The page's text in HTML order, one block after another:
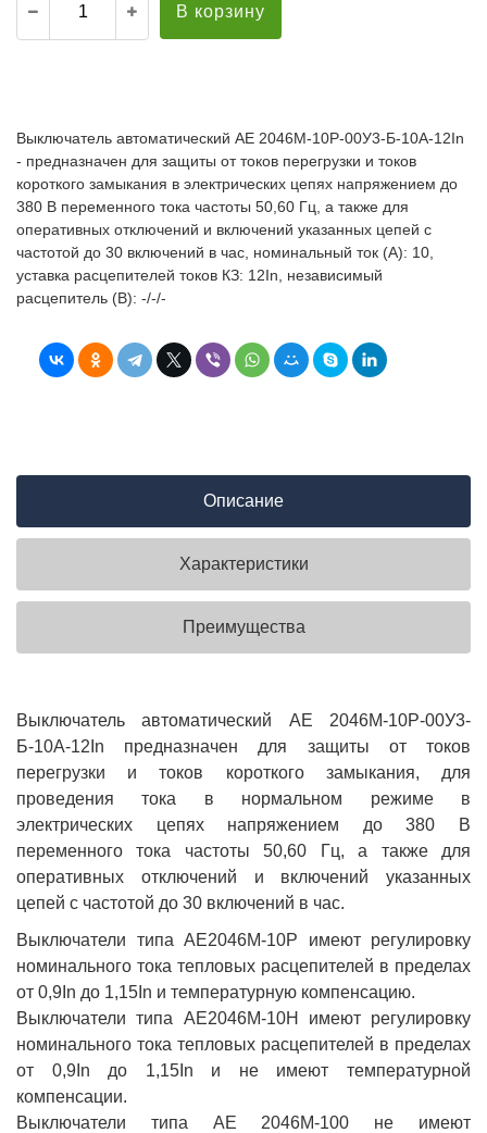
В корзину
Выключатель автоматический АЕ 2046М-10Р-00У3-Б-10А-12In
- предназначен для защиты от токов перегрузки и токов
короткого замыкания в электрических цепях напряжением до
380 В переменного тока частоты 50,60 Гц, а также для
оперативных отключений и включений указанных цепей с
частотой до 30 включений в час, номинальный ток (А): 10,
уставка расцепителей токов КЗ: 12In, независимый
расцепитель (В): -/-/-
Описание
Характеристики
Преимущества
Выключатель автоматический АЕ 2046М-10Р-00У3-
Б-10А-12In предназначен для защиты от токов
перегрузки и токов короткого замыкания, для
проведения тока в нормальном режиме в
электрических цепях напряжением до 380 В
переменного тока частоты 50,60 Гц, а также для
оперативных отключений и включений указанных
цепей с частотой до 30 включений в час.
Выключатели типа АЕ2046М-10Р имеют регулировку
номинального тока тепловых расцепителей в пределах
от 0,9In до 1,15In и температурную компенсацию.
Выключатели типа АЕ2046М-10Н имеют регулировку
номинального тока тепловых расцепителей в пределах
от 0,9In до 1,15In и не имеют температурной
компенсации.
Выключатели типа АЕ 2046М-100 не имеют